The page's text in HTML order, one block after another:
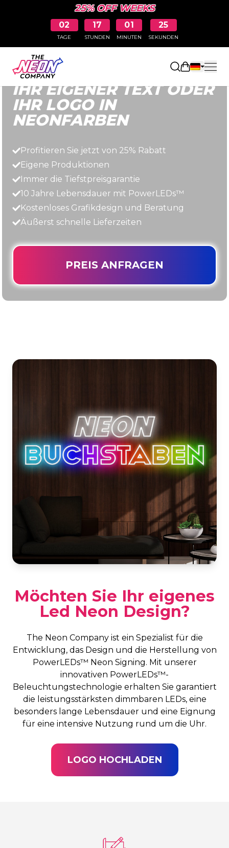
25% OFF WEEKS
02
TAGE
17
STUNDEN
01
MINUTEN
23
SEKUNDEN
Schnell, einfach und erschwinglich
IHR EIGENER TEXT ODER
IHR LOGO IN
NEONFARBEN
Profitieren Sie jetzt von 25% Rabatt
Eigene Produktionen
Immer die Tiefstpreisgarantie
10 Jahre Lebensdauer mit PowerLEDs™
Kostenloses Grafikdesign und Beratung
Äußerst schnelle Lieferzeiten
PREIS ANFRAGEN
Möchten Sie Ihr eigenes
Led Neon Design?
The Neon Company ist ein Spezialist für die
Entwicklung, das Design und die Herstellung von
PowerLEDs™ Neon Signing. Mit unserer
innovativen PowerLEDs™-
Beleuchtungstechnologie erhalten Sie garantiert
die leistungsstärksten dimmbaren LEDs, eine
besonders lange Lebensdauer und eine Eignung
für eine intensive Nutzung rund um die Uhr.
LOGO HOCHLADEN